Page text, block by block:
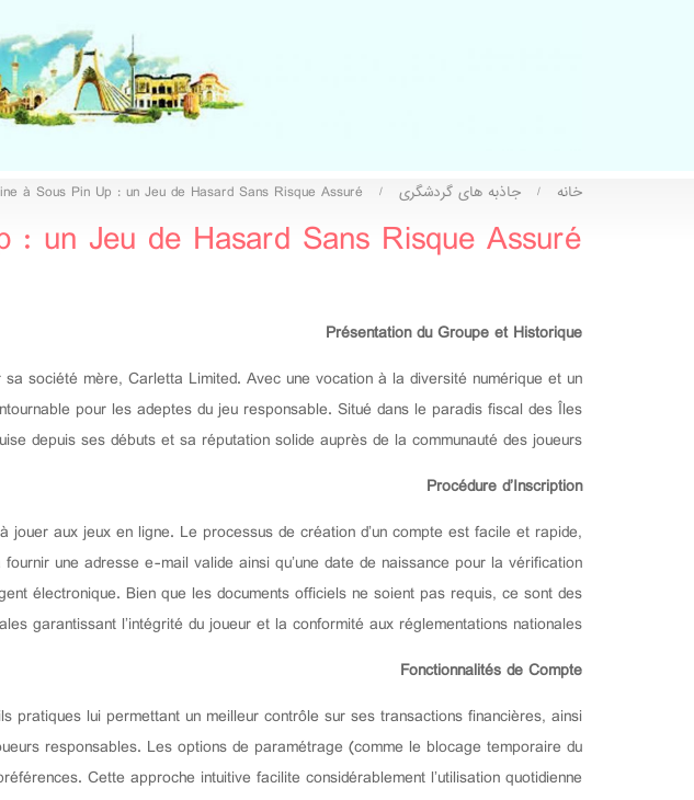
خانه / جاذبه های گردشگری /
à Sous Pin Up : un Jeu de Hasard Sans Risque Assuré
: un Jeu de Hasard Sans Risque Assuré
Présentation du Groupe et Historique
société mère, Carletta Limited. Avec une vocation à la diversité numérique et un
pour les adeptes du jeu responsable. Situé dans le paradis fiscal des Îles
depuis ses débuts et sa réputation solide auprès de la communauté des joueurs.
Procédure d’Inscription
jouer aux jeux en ligne. Le processus de création d’un compte est facile et rapide,
une adresse e-mail valide ainsi qu’une date de naissance pour la vérification
électronique. Bien que les documents officiels ne soient pas requis, ce sont des
garantissant l’intégrité du joueur et la conformité aux réglementations nationales.
Fonctionnalités de Compte
lui permettant un meilleur contrôle sur ses transactions financières, ainsi
responsables. Les options de paramétrage (comme le blocage temporaire du
Cette approche intuitive facilite considérablement l’utilisation quotidienne.